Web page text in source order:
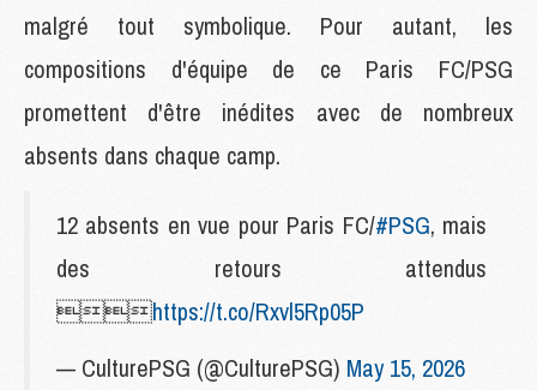
malgré tout symbolique. Pour autant, les
compositions d'équipe de ce Paris FC/PSG
promettent d'être inédites avec de nombreux
absents dans chaque camp.
12 absents en vue pour Paris FC/#PSG, mais
des retours attendus
https://t.co/Rxvl5Rp05P
— CulturePSG (@CulturePSG) May 15, 2026